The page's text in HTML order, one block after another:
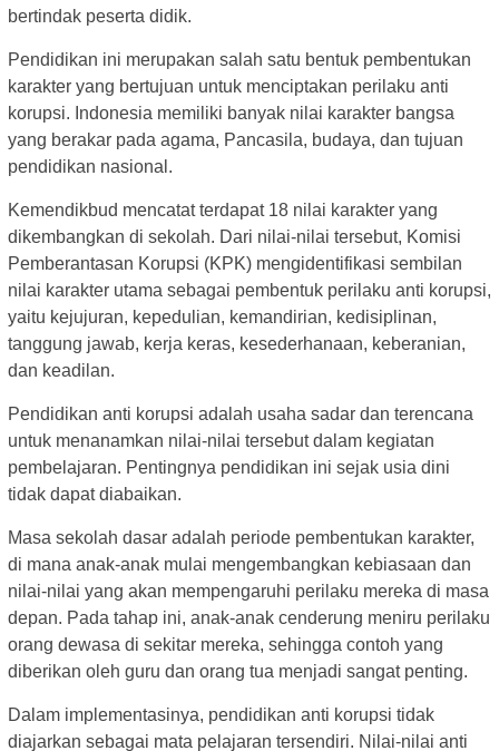
bertindak peserta didik.
Pendidikan ini merupakan salah satu bentuk pembentukan
karakter yang bertujuan untuk menciptakan perilaku anti
korupsi. Indonesia memiliki banyak nilai karakter bangsa
yang berakar pada agama, Pancasila, budaya, dan tujuan
pendidikan nasional.
Kemendikbud mencatat terdapat 18 nilai karakter yang
dikembangkan di sekolah. Dari nilai-nilai tersebut, Komisi
Pemberantasan Korupsi (KPK) mengidentifikasi sembilan
nilai karakter utama sebagai pembentuk perilaku anti korupsi,
yaitu kejujuran, kepedulian, kemandirian, kedisiplinan,
tanggung jawab, kerja keras, kesederhanaan, keberanian,
dan keadilan.
Pendidikan anti korupsi adalah usaha sadar dan terencana
untuk menanamkan nilai-nilai tersebut dalam kegiatan
pembelajaran. Pentingnya pendidikan ini sejak usia dini
tidak dapat diabaikan.
Masa sekolah dasar adalah periode pembentukan karakter,
di mana anak-anak mulai mengembangkan kebiasaan dan
nilai-nilai yang akan mempengaruhi perilaku mereka di masa
depan. Pada tahap ini, anak-anak cenderung meniru perilaku
orang dewasa di sekitar mereka, sehingga contoh yang
diberikan oleh guru dan orang tua menjadi sangat penting.
Dalam implementasinya, pendidikan anti korupsi tidak
diajarkan sebagai mata pelajaran tersendiri. Nilai-nilai anti